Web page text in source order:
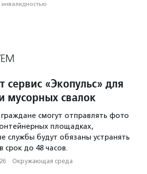
сервис «Экопульс» для
мусорных свалок
смогут отправлять фото
площадках,
службы будут обязаны устранять
срок до 48 часов.
· Окружающая среда